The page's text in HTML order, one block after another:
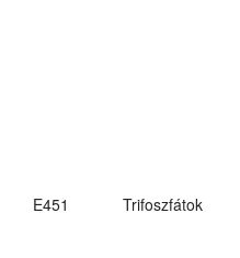
E451 Trifoszfátok